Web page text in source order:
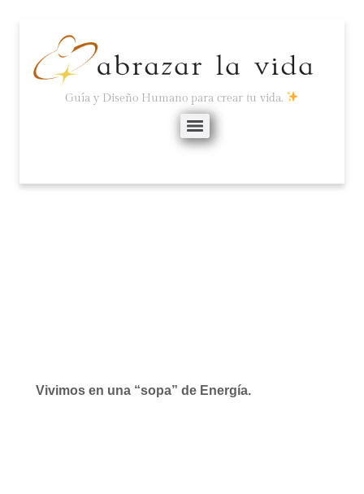
Guía y Diseño Humano para crear tu vida.
Vivimos en una “sopa” de Energía.